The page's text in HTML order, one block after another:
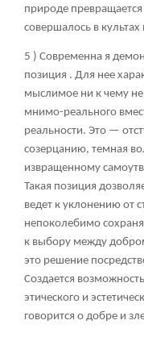
природе
совершалось в
5 ) Современна я
позиция . Для нее
мыслимое ни к чему
мнимо-реального
реальности. Это —
созерцанию, темная
извращенному
Такая позиция
ведет к уклонению от
непоколебимо
к выбору между
это решение
Создается
этического и
говорится о добре и